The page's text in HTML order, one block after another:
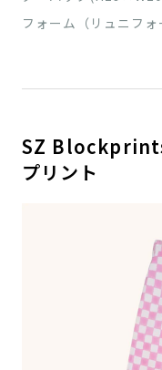
フォーム（リュニフォ
SZ
プリント